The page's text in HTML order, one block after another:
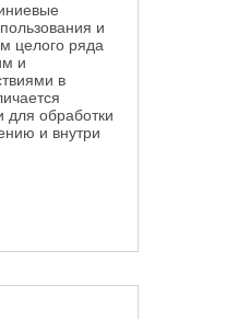
и
целого ряда
и
в
для обработки
и внутри